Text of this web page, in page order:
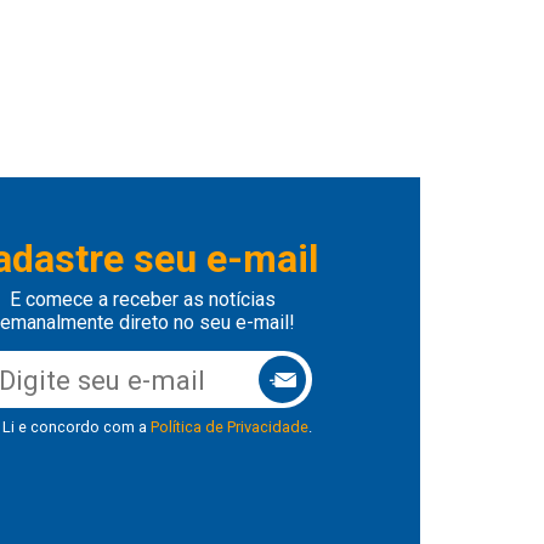
seu e-mail
E comece a receber as notícias
direto no seu e-mail!
Li e concordo com aPolítica de Privacidade.